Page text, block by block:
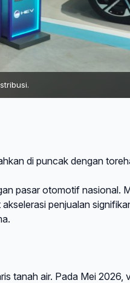
di puncak dengan
pasar otomotif nasional.
penjualan
tanah air. Pada Mei 2026,